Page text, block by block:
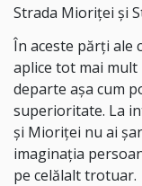
Strada Mioriței și
În aceste părți ale
aplice tot mai mult
departe așa cum
superioritate. La
și Mioriței nu ai
imaginația
pe celălalt trotuar.